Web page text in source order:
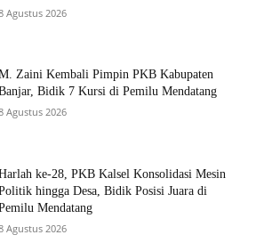
Agustus 2026
Zaini Kembali Pimpin PKB Kabupaten
Bidik 7 Kursi di Pemilu Mendatang
Agustus 2026
ke-28, PKB Kalsel Konsolidasi Mesin
hingga Desa, Bidik Posisi Juara di
Mendatang
Agustus 2026